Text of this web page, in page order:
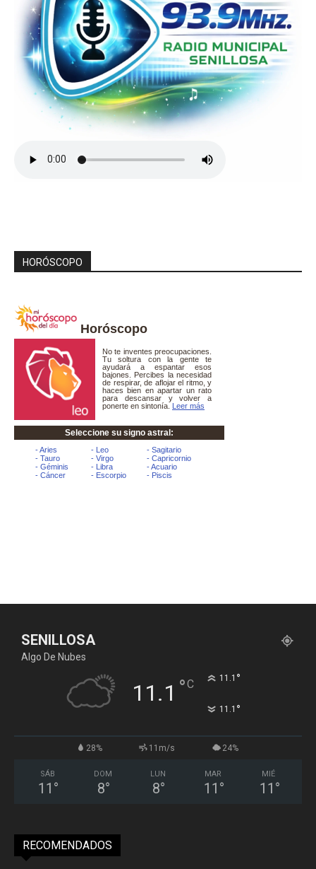
HORÓSCOPO
Horóscopo
SENILLOSA
Algo De Nubes
11.1 °C 11.1 °
11.1 °
28% 11m/s 24%
SÁB
11 °
DOM
8°
LUN
8°
MAR
11 °
MIÉ
11 °
RECOMENDADOS